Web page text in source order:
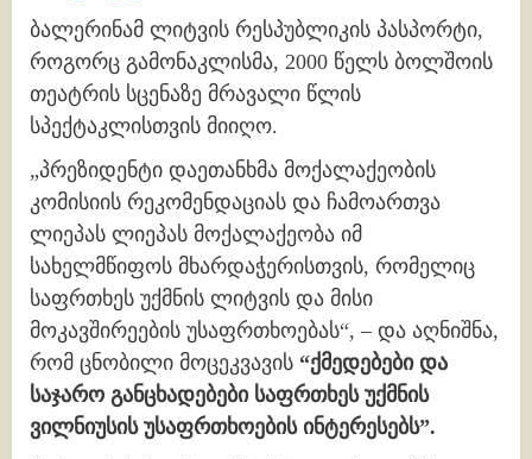
ბალერინამ ლიტვის რესპუბლიკის პასპორტი,
როგორც გამონაკლისმა, 2000 წელს ბოლშოის
თეატრის სცენაზე მრავალი წლის
სპექტაკლისთვის მიიღო.
„პრეზიდენტი დაეთანხმა მოქალაქეობის
კომისიის რეკომენდაციას და ჩამოართვა
ლიეპას ლიეპას მოქალაქეობა იმ
სახელმწიფოს მხარდაჭერისთვის, რომელიც
საფრთხეს უქმნის ლიტვის და მისი
მოკავშირეების უსაფრთხოებას“, – და აღნიშნა,
რომ ცნობილი მოცეკვავის “ქმედებები და
საჯარო განცხადებები საფრთხეს უქმნის
ვილნიუსის უსაფრთხოების ინტერესებს”.